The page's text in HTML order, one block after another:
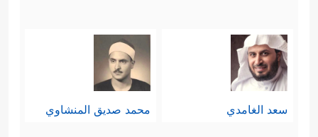
سعد الغامدي محمد صديق المنشاوي